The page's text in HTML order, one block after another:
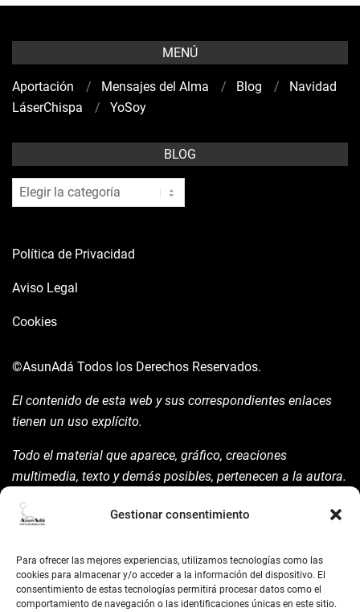
Gestionar consentimiento
Para ofrecer las mejores experiencias, utilizamos tecnologías como las
cookies para almacenar y/o acceder a la información del dispositivo. El
consentimiento de estas tecnologías permitirá procesar datos como el
comportamiento de navegación o las identificaciones únicas en este sitio.
MENÚ
Aportación Mensajes del Alma Blog
Navidad
LáserChispa
YoSoy
BLOG
blog
Política de Privacidad
Aviso Legal
Cookies
©AsunAdá Todos los Derechos Reservados.
El contenido de esta web y sus correspondientes enlaces
tienen un uso explícito.
Todo el material que aparece, gráfico, creaciones
multimedia, texto y demás posibles, pertenecen a la autora.
la mism para ello.
Siempre habrá de nombrarla y reconocer pues su autoría
©AsunAdá ​Gracias.